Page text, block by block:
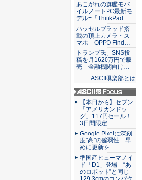
あこがれの旗艦モバ
イルノートPC最新モ
デル=「ThinkPad…
ハッセルブラッド搭
載の頂上カメラ・ス
マホ「OPPO Find…
トランプ氏、SNS投
稿を月1620万円で販
売 金融機関向け…
ASCII倶楽部とは
ASCII.jp Focus
【本日から】セブン
「アメリカンドッ
グ」117円セール！
3日間限定
Google Pixelに深刻
度"高"の脆弱性 早
めに更新を
準国産ヒューマノイ
ド「D1」登場 “あ
のロボット”と同じ
129.3cmのコンパク